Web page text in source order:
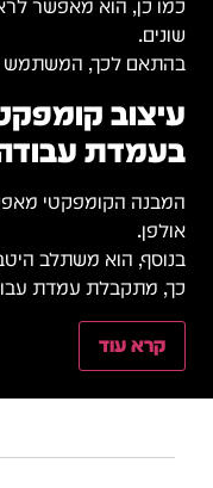
כמו כן, הוא מאפשר
שונים.
בהתאם לכך, המשתמש
עיצוב
בעמדת
המבנה הקומפקטי
אולפן.
בנוסף, הוא משתלב
כך, מתקבלת עמדת
קרא עוד